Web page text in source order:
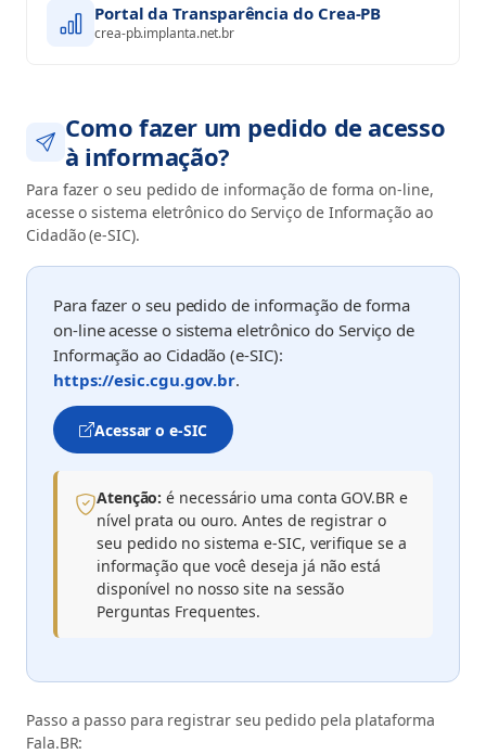
Portal da Transparência do Crea-PB
crea-pb.implanta.net.br
Como fazer um pedido de acesso
à informação?
Para fazer o seu pedido de informação de forma on-line,
acesse o sistema eletrônico do Serviço de Informação ao
Cidadão (e-SIC).
Para fazer o seu pedido de informação de forma
on-line acesse o sistema eletrônico do Serviço de
Informação ao Cidadão (e-SIC):
https://esic.cgu.gov.br(abre em nova aba)
.
Acessar o e-SIC
(abre em nova aba)
Atenção: é necessário uma conta GOV.BR e
nível prata ou ouro. Antes de registrar o
seu pedido no sistema e-SIC, verifique se a
informação que você deseja já não está
disponível no nosso site na sessão
Perguntas Frequentes.
Passo a passo para registrar seu pedido pela plataforma
Fala.BR: